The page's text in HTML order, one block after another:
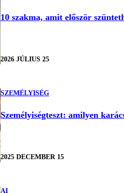
10 szakma, amit először
2026 JÚLIUS 25
SZEMÉLYISÉG
Személyiségteszt: amilyen
2025 DECEMBER 15
AI